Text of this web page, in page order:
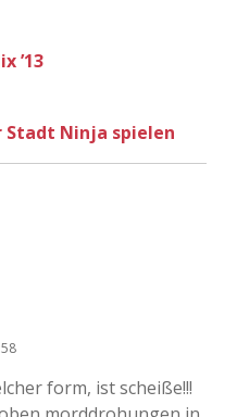
’13
Stadt Ninja spielen
form, ist scheiße!!!